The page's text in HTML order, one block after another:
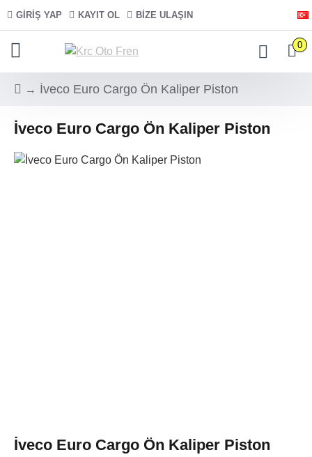
GIRIŞ YAP KAYIT OL BIZE ULAŞIN
0
İveco Euro Cargo Ön Kaliper Piston
İveco Euro Cargo Ön Kaliper Piston
İveco Euro Cargo Ön Kaliper Piston